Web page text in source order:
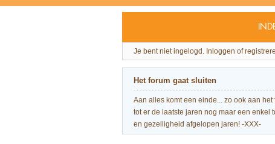
Je bent niet ingelogd. Inloggen of
Het forum gaat sluiten
Aan alles komt een einde... zo ook aan
tot er de laatste jaren nog maar een enkel
en gezelligheid afgelopen jaren! -XXX-